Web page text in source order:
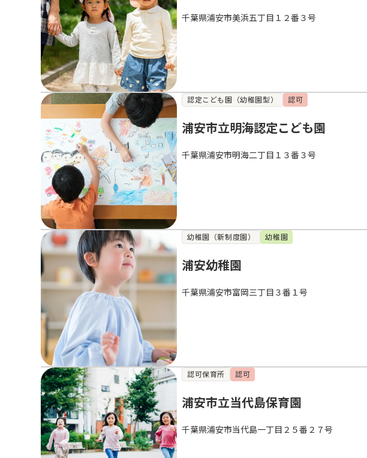
千葉県浦安市美浜五丁目１２番３号
認定こども園（幼稚園型） 認可
浦安市立明海認定こども園
千葉県浦安市明海二丁目１３番３号
幼稚園（新制度園） 幼稚園
浦安幼稚園
千葉県浦安市富岡三丁目３番１号
認可保育所 認可
浦安市立当代島保育園
千葉県浦安市当代島一丁目２５番２７号